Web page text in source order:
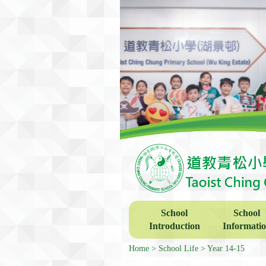
School
Introduction
School
Home School Life Year 14-15